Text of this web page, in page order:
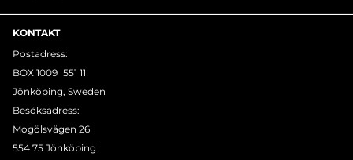
KONTAKT
Postadress:
BOX 1009 551 11
Jönköping, Sweden
Besöksadress:
Mogölsvägen 26
554 75 Jönköping